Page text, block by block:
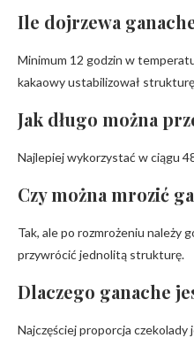
Ile dojrzewa
Minimum 12 godzin w
kakaowy ustabilizował
Jak długo można
Najlepiej wykorzystać w ciągu
Czy można mrozić
Tak, ale po rozmrożeniu należy
przywrócić jednolitą strukturę.
Dlaczego ganache
Najczęściej proporcja